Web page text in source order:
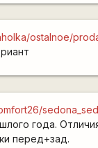
ostalnoe/
года.
перед+зад.